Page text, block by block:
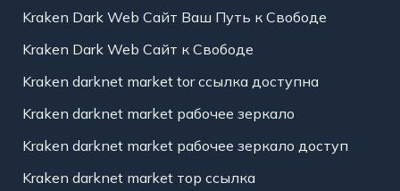
Kraken Dark Web Сайт Ваш Путь к Свободе
Kraken Dark Web Сайт к Свободе
Kraken darknet market tor ссылка доступна
Kraken darknet market рабочее зеркало
Kraken darknet market рабочее зеркало доступ
Kraken darknet market тор ссылка